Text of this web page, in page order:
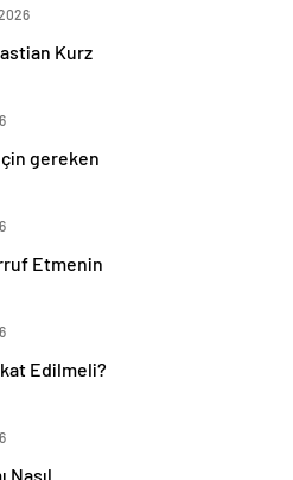
Kurz
gereken
Etmenin
Edilmeli?
Nasıl